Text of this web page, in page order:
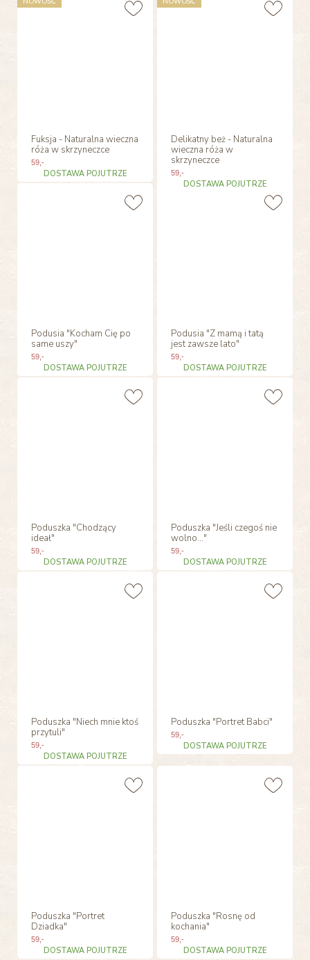
Fuksja - Naturalna wieczna
róża w skrzyneczce
59,-
DOSTAWA POJUTRZE
Delikatny beż - Naturalna
wieczna róża w
skrzyneczce
59 ,-
DOSTAWA POJUTRZE
Podusia "Kocham Cię po
same uszy"
59,-
DOSTAWA POJUTRZE
Podusia "Z mamą i tatą
jest zawsze lato"
59 ,-
DOSTAWA POJUTRZE
Poduszka "Chodzący
ideał"
59,-
DOSTAWA POJUTRZE
Poduszka "Jeśli czegoś nie
wolno..."
59 ,-
DOSTAWA POJUTRZE
Poduszka "Niech mnie ktoś
przytuli"
59,-
DOSTAWA POJUTRZE
Poduszka "Portret Babci"
59 ,-
DOSTAWA POJUTRZE
Poduszka "Portret
Dziadka"
59,-
DOSTAWA POJUTRZE
Poduszka "Rosnę od
kochania"
59 ,-
DOSTAWA POJUTRZE